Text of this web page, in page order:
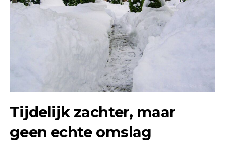
Tijdelijk zachter, maar
geen echte omslag